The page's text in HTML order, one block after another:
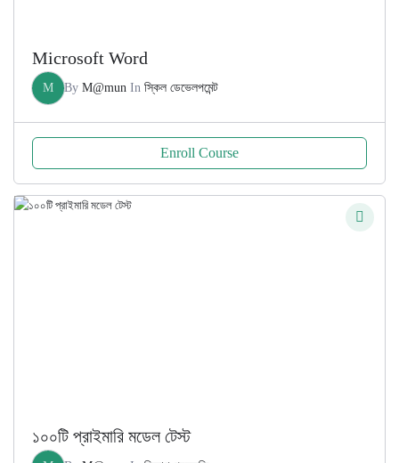
Microsoft Word
M By M@mun In স্কিল ডেভেলপমেন্ট
Enroll Course
১০০টি প্রাইমারি মডেল টেস্ট